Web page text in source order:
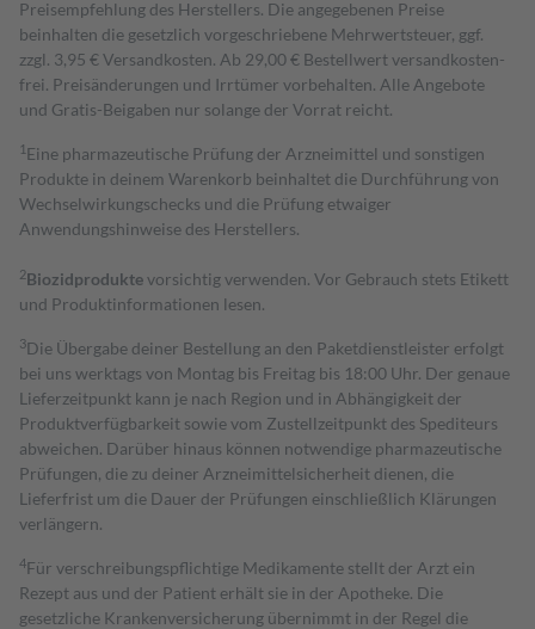
Preisempfehlung des Herstellers. Die angegebenen Preise
beinhalten die gesetzlich vorgeschriebene Mehrwertsteuer, ggf.
zzgl. 3,95 € Versandkosten. Ab 29,00 € Bestell­wert versand­kosten­
frei. Preisänderungen und Irrtümer vorbehalten. Alle Angebote
und Gratis-Beigaben nur solange der Vorrat reicht.
1 Eine pharmazeutische Prüfung der Arzneimittel und sonstigen
Produkte in deinem Warenkorb beinhaltet die Durchführung von
Wechselwirkungschecks und die Prüfung etwaiger
Anwendungshinweise des Herstellers.
2Biozidproduktevorsichtig verwenden. Vor Gebrauch stets Etikett
und Produktinformationen lesen.
3Die Übergabe deiner Bestellung an den Paketdienstleister erfolgt
bei uns werktags von Montag bis Freitag bis 18:00 Uhr. Der genaue
Lieferzeitpunkt kann je nach Region und in Abhängigkeit der
Produktverfügbarkeit sowie vom Zustellzeitpunkt des Spediteurs
abweichen. Darüber hinaus können notwendige pharmazeutische
Prüfungen, die zu deiner Arzneimittelsicherheit dienen, die
Lieferfrist um die Dauer der Prüfungen einschließlich Klärungen
verlängern.
4Für verschreibungspflichtige Medikamente stellt der Arzt ein
Rezept aus und der Patient erhält sie in der Apotheke. Die
gesetzliche Krankenversicherung übernimmt in der Regel die